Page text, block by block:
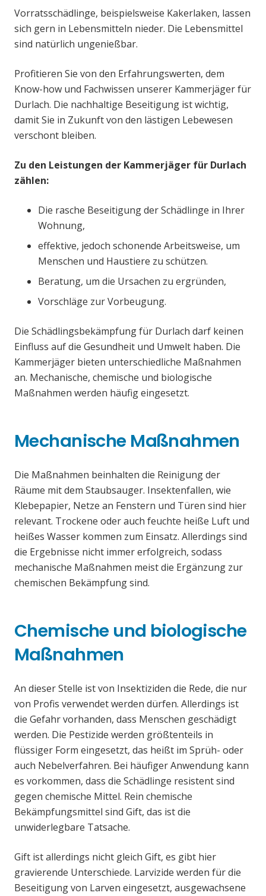
Vorratsschädlinge, beispielsweise Kakerlaken, lassen
sich gern in Lebensmitteln nieder. Die Lebensmittel
sind natürlich ungenießbar.
Profitieren Sie von den Erfahrungswerten, dem
Know-how und Fachwissen unserer Kammerjäger für
Durlach. Die nachhaltige Beseitigung ist wichtig,
damit Sie in Zukunft von den lästigen Lebewesen
verschont bleiben.
Zu den Leistungen der Kammerjäger für Durlach
zählen:
Die rasche Beseitigung der Schädlinge in Ihrer
Wohnung,
effektive, jedoch schonende Arbeitsweise, um
Menschen und Haustiere zu schützen.
Beratung, um die Ursachen zu ergründen,
Vorschläge zur Vorbeugung.
Die Schädlingsbekämpfung für Durlach darf keinen
Einfluss auf die Gesundheit und Umwelt haben. Die
Kammerjäger bieten unterschiedliche Maßnahmen
an. Mechanische, chemische und biologische
Maßnahmen werden häufig eingesetzt.
Mechanische Maßnahmen
Die Maßnahmen beinhalten die Reinigung der
Räume mit dem Staubsauger. Insektenfallen, wie
Klebepapier, Netze an Fenstern und Türen sind hier
relevant. Trockene oder auch feuchte heiße Luft und
heißes Wasser kommen zum Einsatz. Allerdings sind
die Ergebnisse nicht immer erfolgreich, sodass
mechanische Maßnahmen meist die Ergänzung zur
chemischen Bekämpfung sind.
Chemische und biologische
Maßnahmen
An dieser Stelle ist von Insektiziden die Rede, die nur
von Profis verwendet werden dürfen. Allerdings ist
die Gefahr vorhanden, dass Menschen geschädigt
werden. Die Pestizide werden größtenteils in
flüssiger Form eingesetzt, das heißt im Sprüh- oder
auch Nebelverfahren. Bei häufiger Anwendung kann
es vorkommen, dass die Schädlinge resistent sind
gegen chemische Mittel. Rein chemische
Bekämpfungsmittel sind Gift, das ist die
unwiderlegbare Tatsache.
Gift ist allerdings nicht gleich Gift, es gibt hier
gravierende Unterschiede. Larvizide werden für die
Beseitigung von Larven eingesetzt, ausgewachsene